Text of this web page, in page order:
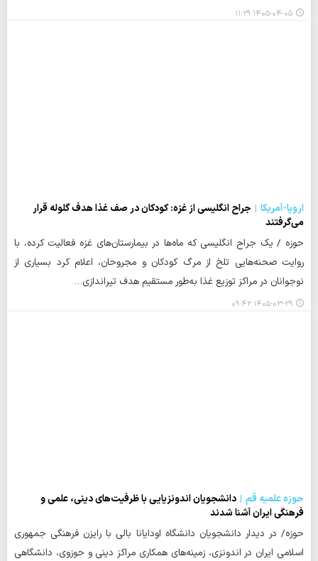
۱۴۰۵-۰۴-۰۵ ۱۱:۲۹
اروپا-آمریکا
جراح انگلیسی از غزه: کودکان در صف غذا هدف گلوله قرار
می‌گرفتند
حوزه / یک جراح انگلیسی که ماه‌ها در بیمارستان‌های غزه فعالیت کرده، با
روایت صحنه‌هایی تلخ از مرگ کودکان و مجروحان، اعلام کرد بسیاری از
نوجوانان در مراکز توزیع غذا به‌طور مستقیم هدف تیراندازی…
۱۴۰۵-۰۳-۲۹ ۰۹:۴۲
حوزه علمیه قم
دانشجویان اندونزیایی با ظرفیت‌های دینی، علمی و
فرهنگی ایران آشنا شدند
حوزه/ در دیدار دانشجویان دانشگاه اودایانا بالی با رایزن فرهنگی جمهوری
اسلامی ایران در اندونزی، زمینه‌های همکاری مراکز دینی و حوزوی، دانشگاهی